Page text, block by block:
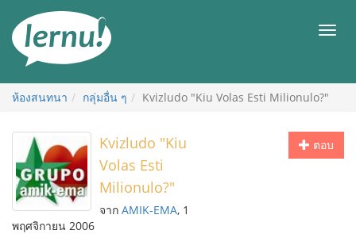
สารบัญ
เมนู
ห้องสนทนา กลุ่มอื่น ๆ Kvizludo "Kiu Volas Esti Milionulo?"
ตอบ
Kvizludo "Kiu
Volas Esti
Milionulo?"
จาก AMIK-EMA, 1
พฤศจิกายน 2006